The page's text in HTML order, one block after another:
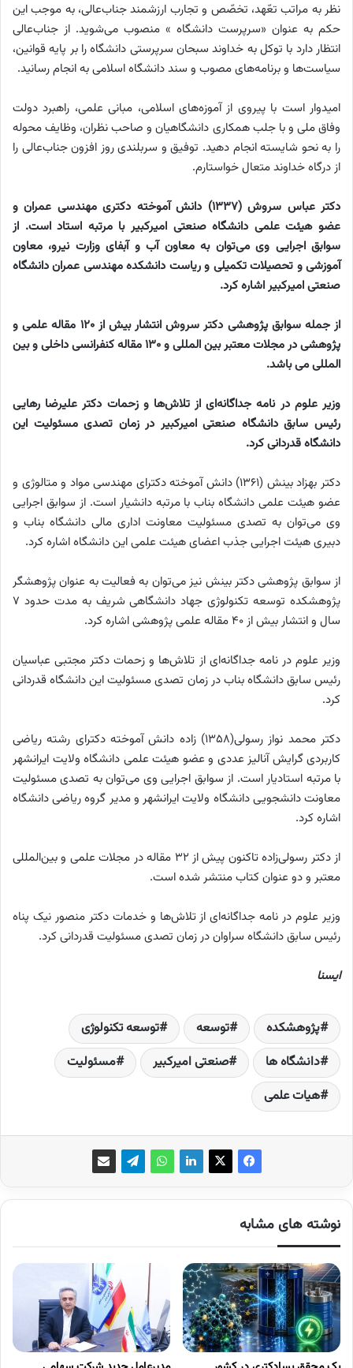
نظر به مراتب تعّهد، تخصّص و تجارب ارزشمند جناب‌عالی، به موجب این
حکم به عنوان «سرپرست دانشگاه » منصوب می‌شوید. از جناب‌عالی
انتظار دارد با توکل به خداوند سبحان سرپرستی دانشگاه را بر پایه قوانین،
سیاست‌ها و برنامه‌های مصوب و سند دانشگاه اسلامی به انجام رسانید.
امیدوار است با پیروی از آموزه‌های اسلامی، مبانی علمی، راهبرد دولت
وفاق ملی و با جلب همکاری دانشگاهیان و صاحب نظران، وظایف محوله
را به نحو شایسته انجام دهید. توفیق و سربلندی روز افزون جناب‌عالی را
از درگاه خداوند متعال خواستارم.
دکتر عباس سروش (۱۳۳۷) دانش آموخته دکتری مهندسی عمران و
عضو هیئت علمی دانشگاه صنعتی امیرکبیر با مرتبه استاد است. از
سوابق اجرایی وی می‌توان به معاون آب و آبفای وزارت نیرو، معاون
آموزشی و تحصیلات تکمیلی و ریاست دانشکده مهندسی عمران دانشگاه
صنعتی امیرکبیر اشاره کرد.
از جمله سوابق پژوهشی دکتر سروش انتشار بیش از ۱۲۰ مقاله علمی و
پژوهشی در مجلات معتبر بین المللی و ۱۳۰ مقاله کنفرانسی داخلی و بین
المللی می باشد.
وزیر علوم در نامه جداگانه‌ای از تلاش‌ها و زحمات دکتر علیرضا رهایی
رئیس سابق دانشگاه صنعتی امیرکبیر در زمان تصدی مسئولیت این
دانشگاه قدردانی کرد.
دکتر بهزاد بینش (۱۳۶۱) دانش آموخته دکترای مهندسی مواد و متالوژی و
عضو هیئت علمی دانشگاه بناب با مرتبه دانشیار است. از سوابق اجرایی
وی می‌توان به تصدی مسئولیت معاونت اداری مالی دانشگاه بناب و
دبیری هیئت اجرایی جذب اعضای هیئت علمی این دانشگاه اشاره کرد.
از سوابق پژوهشی دکتر بینش نیز می‌توان به فعالیت به عنوان پژوهشگر
پژوهشکده توسعه تکنولوژی جهاد دانشگاهی شریف به مدت حدود ۷
سال و انتشار بیش از ۴۰ مقاله علمی پژوهشی اشاره کرد.
وزیر علوم در نامه جداگانه‌ای از تلاش‌ها و زحمات دکتر مجتبی عباسیان
رئیس سابق دانشگاه بناب در زمان تصدی مسئولیت این دانشگاه قدردانی
کرد.
دکتر محمد نواز رسولی(۱۳۵۸) زاده دانش آموخته دکترای رشته ریاضی
کاربردی گرایش آنالیز عددی و عضو هیئت علمی دانشگاه ولایت ایرانشهر
با مرتبه استادیار است. از سوابق اجرایی وی می‌توان به تصدی مسئولیت
معاونت دانشجویی دانشگاه ولایت ایرانشهر و مدیر گروه ریاضی دانشگاه
اشاره کرد.
از دکتر رسولی‌زاده تاکنون پیش از ۳۲ مقاله در مجلات علمی و بین‌المللی
معتبر و دو عنوان کتاب منتشر شده است.
وزیر علوم در نامه جداگانه‌ای از تلاش‌ها و خدمات دکتر منصور نیک پناه
رئیس سابق دانشگاه سراوان در زمان تصدی مسئولیت قدردانی کرد.
ایسنا
پژوهشکده‌ توسعه‌
توسعه تکنولوژی
دانشگاه ها
صنعتی امیرکبیر
مسئولیت
هیات علمی
نوشته های مشابه